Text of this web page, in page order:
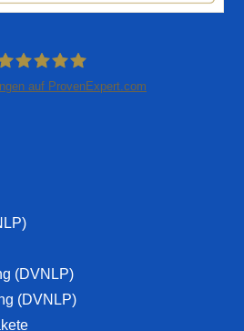
auf ProvenExpert.com
(DVNLP)
(DVNLP)